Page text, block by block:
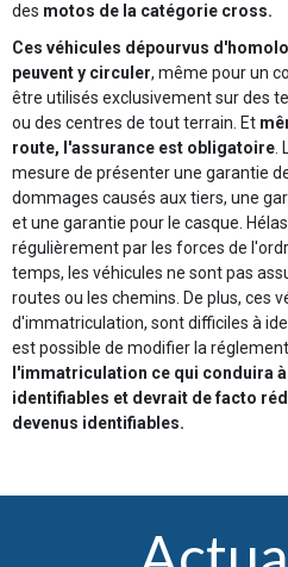
des motos de la catégorie cross.
Ces véhicules dépourvus
peuvent y circuler, même pour un
être utilisés exclusivement sur des
ou des centres de tout terrain. Et
route, l'assurance est obligatoire
mesure de présenter une garantie
dommages causés aux tiers, une
et une garantie pour le casque.
régulièrement par les forces de
temps, les véhicules ne sont pas
routes ou les chemins. De plus, ces
d'immatriculation, sont difficiles à
est possible de modifier la
l'immatriculation ce qui conduira
identifiables et devrait de facto
devenus identifiables.